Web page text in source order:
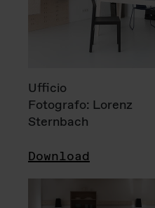
Ufficio
Fotografo: Lorenz
Sternbach
Download